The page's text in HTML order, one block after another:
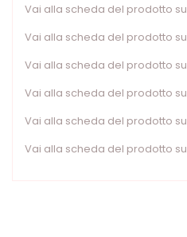
Vai alla scheda del prodotto
Vai alla scheda del prodotto
Vai alla scheda del prodotto
Vai alla scheda del prodotto
Vai alla scheda del prodotto
Vai alla scheda del prodotto